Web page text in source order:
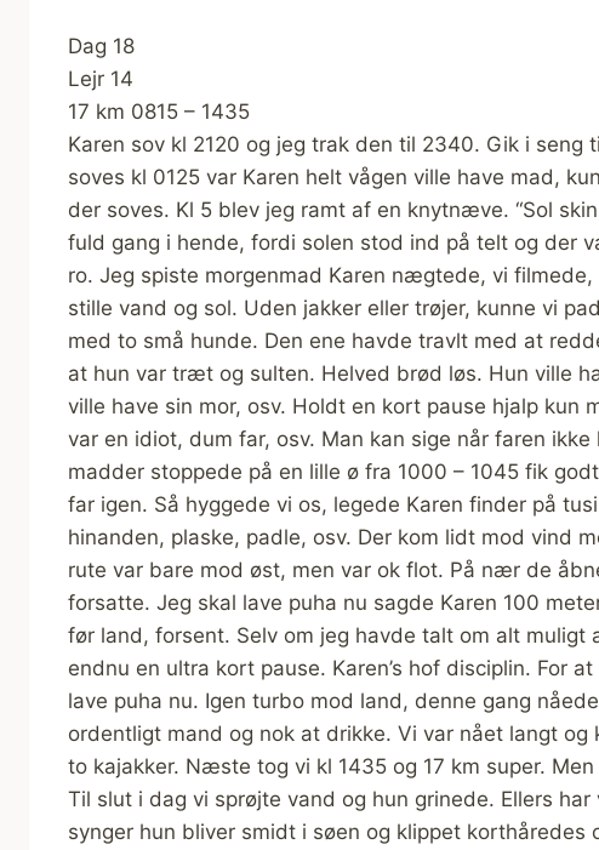
Dag 18
Lejr 14
17 km 0815 – 1435
Karen sov kl 2120 og jeg trak den til 2340. Gik i
soves kl 0125 var Karen helt vågen ville have mad,
der soves. Kl 5 blev jeg ramt af en knytnæve. “Sol
fuld gang i hende, fordi solen stod ind på telt og der
ro. Jeg spiste morgenmad Karen nægtede, vi
stille vand og sol. Uden jakker eller trøjer, kunne vi
med to små hunde. Den ene havde travlt med at
at hun var træt og sulten. Helved brød løs. Hun ville
ville have sin mor, osv. Holdt en kort pause hjalp kun
var en idiot, dum far, osv. Man kan sige når faren
madder stoppede på en lille ø fra 1000 – 1045 fik
far igen. Så hyggede vi os, legede Karen finder på
hinanden, plaske, padle, osv. Der kom lidt mod vind
rute var bare mod øst, men var ok flot. På nær de
forsatte. Jeg skal lave puha nu sagde Karen 100
før land, forsent. Selv om jeg havde talt om alt
endnu en ultra kort pause. Karen’s hof disciplin. For
lave puha nu. Igen turbo mod land, denne gang
ordentligt mand og nok at drikke. Vi var nået langt
to kajakker. Næste tog vi kl 1435 og 17 km super.
Til slut i dag vi sprøjte vand og hun grinede. Ellers
synger hun bliver smidt i søen og klippet korthåredes